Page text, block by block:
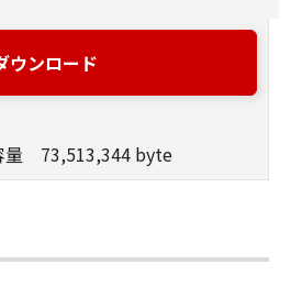
フトウエア」をコンピュー
にインストールすること、
ること、読み出すこと、も
ことのいずれも含むものと
とができます。お客様はま
プリンタ」を使用すること
ウンロード
量 73,513,344 byte